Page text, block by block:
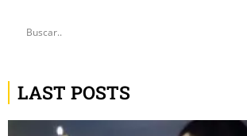
LAST POSTS